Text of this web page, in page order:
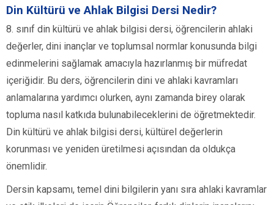
Din Kültürü ve Ahlak Bilgisi Dersi Nedir?
8. sınıf din kültürü ve ahlak bilgisi dersi, öğrencilerin ahlaki
değerler, dini inançlar ve toplumsal normlar konusunda bilgi
edinmelerini sağlamak amacıyla hazırlanmış bir müfredat
içeriğidir. Bu ders, öğrencilerin dini ve ahlaki kavramları
anlamalarına yardımcı olurken, aynı zamanda birey olarak
topluma nasıl katkıda bulunabileceklerini de öğretmektedir.
Din kültürü ve ahlak bilgisi dersi, kültürel değerlerin
korunması ve yeniden üretilmesi açısından da oldukça
önemlidir.
Dersin kapsamı, temel dini bilgilerin yanı sıra ahlaki kavramlar